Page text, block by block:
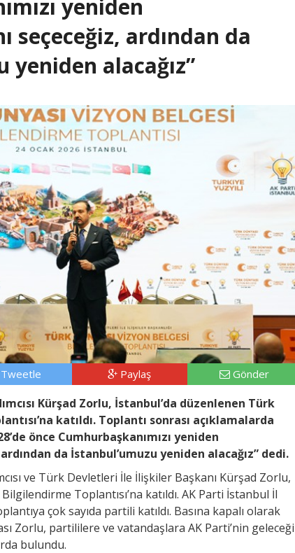
yeniden
seçeceğiz, ardından da
yeniden alacağız”
Tweetle Paylaş Gönder
Kürşad Zorlu, İstanbul’da düzenlenen Türk
katıldı. Toplantı sonrası açıklamalarda
önce Cumhurbaşkanımızı yeniden
da İstanbul’umuzu yeniden alacağız” dedi.
ve Türk Devletleri İle İlişkiler Başkanı Kürşad Zorlu,
Toplantısı’na katıldı. AK Parti İstanbul İl
çok sayıda partili katıldı. Basına kapalı olarak
Zorlu, partililere ve vatandaşlara AK Parti’nin geleceği
bulundu.